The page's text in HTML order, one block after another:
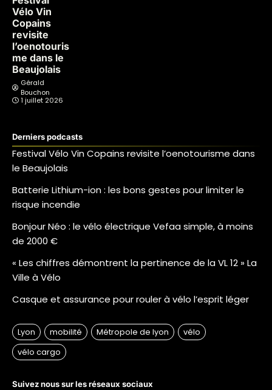
Vélo Vin
Copains
revisite
l’oenotouris
me dans le
Beaujolais
Gérald
Bouchon
1 juillet 2026
Derniers podcasts
Festival Vélo Vin Copains revisite l’oenotourisme dans
le Beaujolais
Batterie Lithium-ion : les bons gestes pour limiter le
risque incendie
Bonjour Néo : le vélo électrique Vefaa simple, à moins
de 2000 €
« Les chiffres démontrent la pertinence de la VL 12 » La
Ville à Vélo
Casque et assurance pour rouler à vélo l’esprit léger
Suivez nous sur les réseaux sociaux